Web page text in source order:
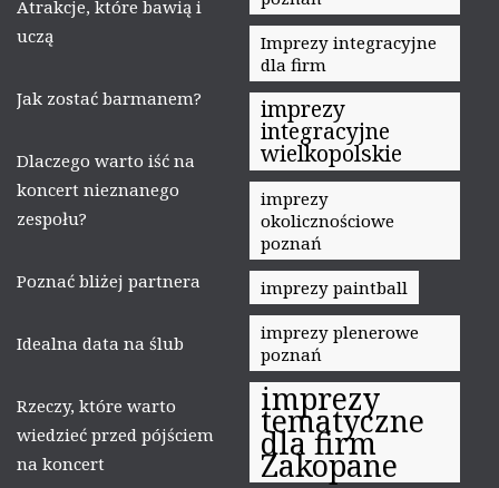
Atrakcje, które bawią i
uczą
Jak zostać barmanem?
Dlaczego warto iść na
koncert nieznanego
zespołu?
Poznać bliżej partnera
Idealna data na ślub
Rzeczy, które warto
wiedzieć przed pójściem
na koncert
Imprezy integracyjne
dla firm
imprezy
integracyjne
wielkopolskie
imprezy
okolicznościowe
poznań
imprezy paintball
imprezy plenerowe
poznań
imprezy
tematyczne
dla firm
Zakopane